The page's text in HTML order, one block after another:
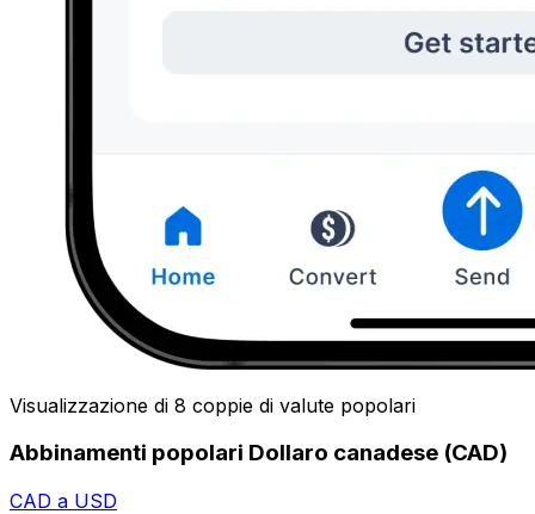
Visualizzazione di 8 coppie di valute popolari
Abbinamenti popolari Dollaro canadese (CAD)
CAD a USD